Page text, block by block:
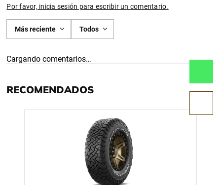
Por favor, inicia sesión para escribir un comentario.
Más reciente Todos
Cargando comentarios…
RECOMENDADOS